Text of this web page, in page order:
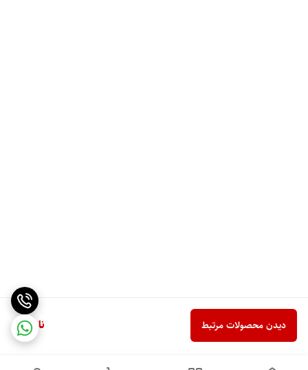
ناموجود دیدن محصولات مرتبط